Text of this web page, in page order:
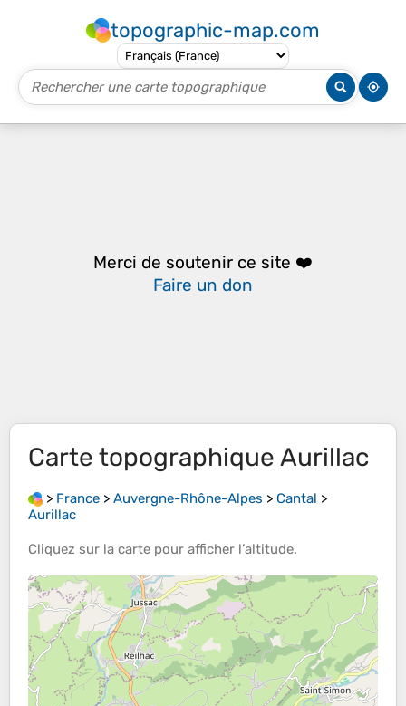
topographic-map.com
Merci de soutenir ce site ❤️
Faire un don
Carte topographique Aurillac
> France > Auvergne-Rhône-Alpes > Cantal >
Aurillac
Cliquez sur la carte pour afficher l’altitude.